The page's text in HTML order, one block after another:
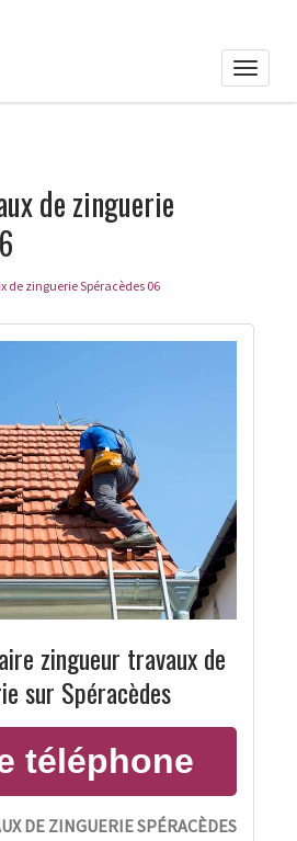
Toggle
de zinguerie
de zinguerie Spéracèdes 06
zingueur travaux de
sur Spéracèdes
DE ZINGUERIE SPÉRACÈDES